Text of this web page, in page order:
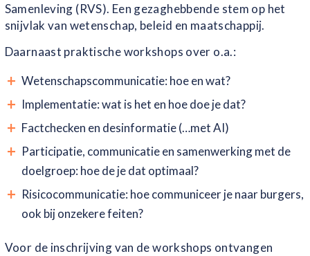
Samenleving (RVS). Een gezaghebbende stem op het
snijvlak van wetenschap, beleid en maatschappij.
Daarnaast praktische workshops over o.a.:
Wetenschapscommunicatie: hoe en wat?
Implementatie: wat is het en hoe doe je dat?
Factchecken en desinformatie (…met AI)
Participatie, communicatie en samenwerking met de
doelgroep: hoe de je dat optimaal?
Risicocommunicatie: hoe communiceer je naar burgers,
ook bij onzekere feiten?
Voor de inschrijving van de workshops ontvangen